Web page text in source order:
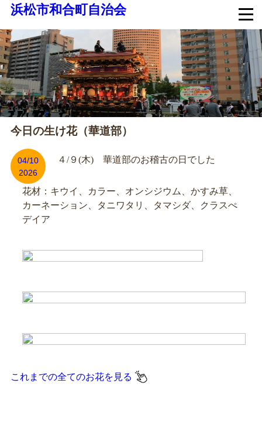
浜松市和合町自治会
今日の生け花（華道部）
４/９(木) 華道部のお稽古の日でした
04/10
2026
花材：キウイ、カラー、オンシジウム、かすみ草、
カーネーション、タニワタリ、タマシダ、クラスぺ
デイア
これまでの全てのお花を見る